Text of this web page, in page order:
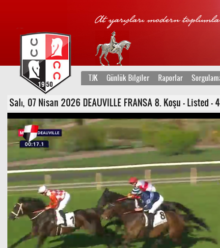
TJK Günlük Bilgiler Raporlar
Salı, 07 Nisan 2026 DEAUVILLE FRANSA 8. Koşu - Listed -